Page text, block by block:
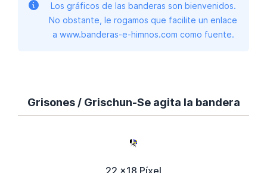
Los gráficos de las banderas son bienvenidos.
No obstante, le rogamos que facilite un enlace
a www.banderas-e-himnos.com como fuente.
Grisones / Grischun-Se agita la bandera
22 x18 Píxel